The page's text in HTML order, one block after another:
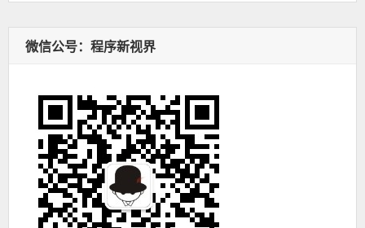
微信公号：程序新视界